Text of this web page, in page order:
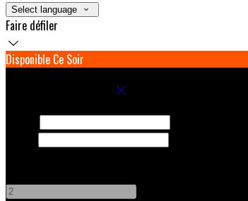
Select language
Faire défiler
Disponible Ce Soir